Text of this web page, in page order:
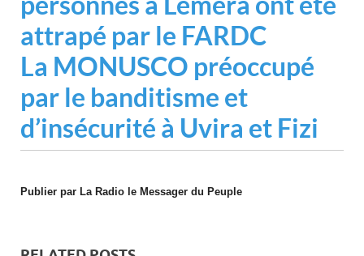
attrapé par le FARDC
La MONUSCO préoccupé
par le banditisme et
d’insécurité à Uvira et Fizi
Publier par La Radio le Messager du Peuple